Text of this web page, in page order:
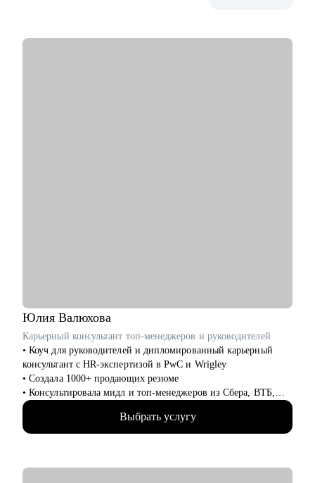
Юлия Валюхова
Карьерный консультант топ-менеджеров и руководителей
• Коуч для руководителей и дипломированный карьерный
консультант с HR-экспертизой в PwC и Wrigley
• Создала 1000+ продающих резюме
• Консультировала мидл и топ-менеджеров из Сбера, ВТБ,
Газпрома, РЖД, Минстроя РФ
• Глубоко знаю систему отбора в российских компаниях и
требования работодателей
Выбрать услугу